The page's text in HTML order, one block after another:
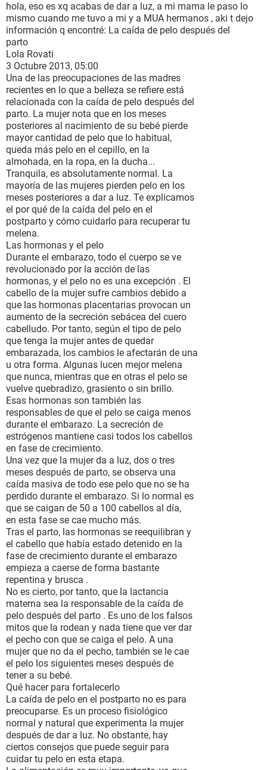
hola, eso es xq acabas de dar a luz, a mi mama le paso lo
mismo cuando me tuvo a mi y a MUA hermanos , aki t dejo
información q encontré: La caída de pelo después del
parto
Lola Rovati
3 Octubre 2013, 05:00
Una de las preocupaciones de las madres
recientes en lo que a belleza se refiere está
relacionada con la caída de pelo después del
parto. La mujer nota que en los meses
posteriores al nacimiento de su bebé pierde
mayor cantidad de pelo que lo habitual,
queda más pelo en el cepillo, en la
almohada, en la ropa, en la ducha...
Tranquila, es absolutamente normal. La
mayoría de las mujeres pierden pelo en los
meses posteriores a dar a luz. Te explicamos
el por qué de la caída del pelo en el
postparto y cómo cuidarlo para recuperar tu
melena.
Las hormonas y el pelo
Durante el embarazo, todo el cuerpo se ve
revolucionado por la acción de las
hormonas, y el pelo no es una excepción . El
cabello de la mujer sufre cambios debido a
que las hormonas placentarias provocan un
aumento de la secreción sebácea del cuero
cabelludo. Por tanto, según el tipo de pelo
que tenga la mujer antes de quedar
embarazada, los cambios le afectarán de una
u otra forma. Algunas lucen mejor melena
que nunca, mientras que en otras el pelo se
vuelve quebradizo, grasiento o sin brillo.
Esas hormonas son también las
responsables de que el pelo se caiga menos
durante el embarazo. La secreción de
estrógenos mantiene casi todos los cabellos
en fase de crecimiento.
Una vez que la mujer da a luz, dos o tres
meses después de parto, se observa una
caída masiva de todo ese pelo que no se ha
perdido durante el embarazo. Si lo normal es
que se caigan de 50 a 100 cabellos al día,
en esta fase se cae mucho más.
Tras el parto, las hormonas se reequilibran y
el cabello que había estado detenido en la
fase de crecimiento durante el embarazo
empieza a caerse de forma bastante
repentina y brusca .
No es cierto, por tanto, que la lactancia
materna sea la responsable de la caída de
pelo después del parto . Es uno de los falsos
mitos que la rodean y nada tiene que ver dar
el pecho con que se caiga el pelo. A una
mujer que no da el pecho, también se le cae
el pelo los siguientes meses después de
tener a su bebé.
Qué hacer para fortalecerlo
La caída de pelo en el postparto no es para
preocuparse. Es un proceso fisiológico
normal y natural que experimenta la mujer
después de dar a luz. No obstante, hay
ciertos consejos que puede seguir para
cuidar tu pelo en esta etapa.